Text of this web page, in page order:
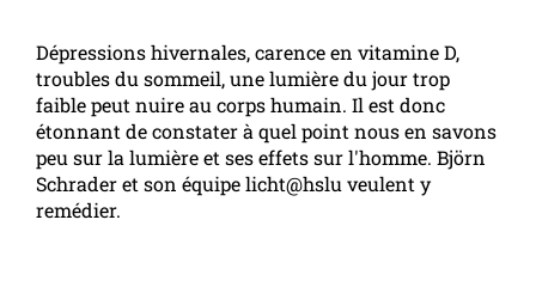
Dépressions hivernales, carence en vitamine D,
troubles du sommeil, une lumière du jour trop
faible peut nuire au corps humain. Il est donc
étonnant de constater à quel point nous en savons
peu sur la lumière et ses effets sur l'homme. Björn
Schrader et son équipe licht@hslu veulent y
remédier.